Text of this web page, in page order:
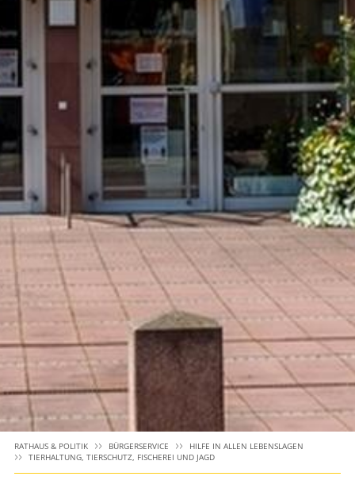
RATHAUS & POLITIK BÜRGERSERVICE
HILFE IN ALLEN LEBENSLAGEN
TIERHALTUNG, TIERSCHUTZ, FISCHEREI UND JAGD